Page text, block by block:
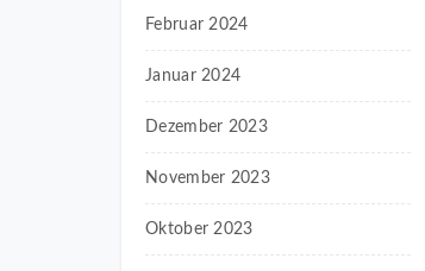
Februar 2024
Januar 2024
Dezember 2023
November 2023
Oktober 2023